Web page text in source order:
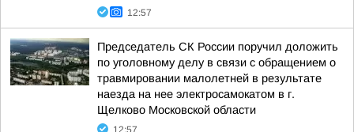
12:57
Председатель СК России поручил доложить
по уголовному делу в связи с обращением о
травмировании малолетней в результате
наезда на нее электросамокатом в г.
Щелково Московской области
12:57